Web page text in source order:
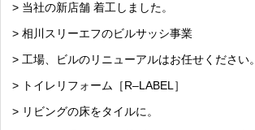
> 当社の新店舗 着工しました。
> 相川スリーエフのビルサッシ事業
> 工場、ビルのリニューアルはお任せください。
> トイレリフォーム［R–LABEL］
> リビングの床をタイルに。